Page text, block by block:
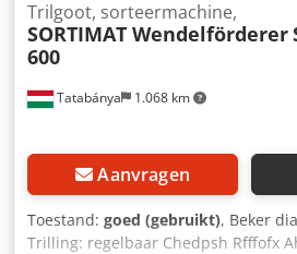
Tatabánya 1.068 km
Trilgoot, sorteermachine,
SORTIMAT Wendelförderer
600
Aanvragen
Toestand: goed (gebruikt), Beker
Trilling: regelbaar Chedpsh Rfffofx